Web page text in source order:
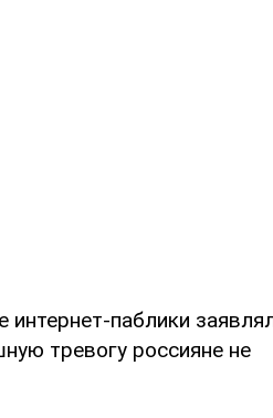
интернет-паблики
тревогу россияне не